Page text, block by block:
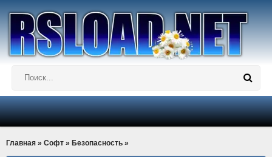
Главная » Софт » Безопасность »